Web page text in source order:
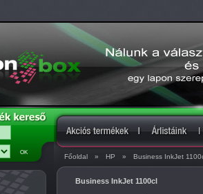
Főoldal » HP » Business InkJet
Business InkJet 1100cl